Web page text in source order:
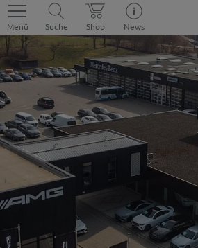
Menü Suche Shop
News